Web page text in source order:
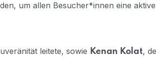
um allen Besucher*innen eine
leitete, sowie Kenan Kolat,